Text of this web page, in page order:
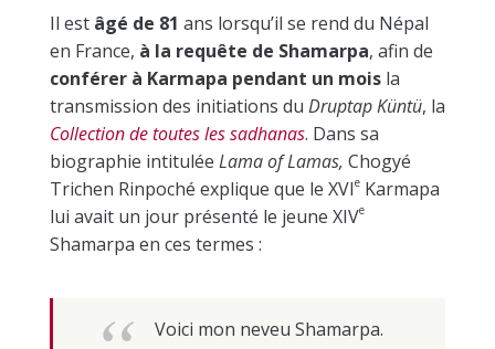
Il est âgé de 81 ans lorsqu’il se rend du Népal
en France, à la requête de Shamarpa, afin de
conférer à Karmapa pendant un moisla
transmission des initiations du Druptap Küntü, la
Collection de toutes les sadhanas. Dans sa
biographie intitulée Lama of Lamas, Chogyé
Trichen Rinpoché explique que le XVIeKarmapa
lui avait un jour présenté le jeune XIVe
Shamarpa en ces termes :
Voici mon neveu Shamarpa.